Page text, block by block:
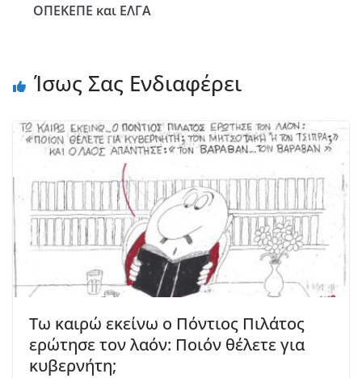
ΟΠΕΚΕΠΕ και ΕΛΓΑ
Ίσως Σας Ενδιαφέρει
Τω καιρώ εκείνω ο Πόντιος Πιλάτος
ερώτησε τον λαόν: Ποιόν θέλετε για
κυβερνήτη;